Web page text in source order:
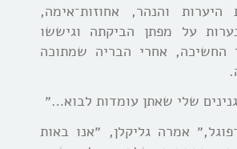
היערות והנהר, אחוזות־אימה,
על מפתן הביקתה וגיששו
החשיכה, אחרי הבריה שמתוכה
שלי שאתן עומדות לבוא…״
אמרה גליקלן, ״אנו באות